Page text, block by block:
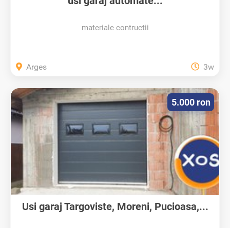
materiale contructii
Arges 3w
Usi garaj Targoviste, Moreni, Pucioasa,...
5.000 ron